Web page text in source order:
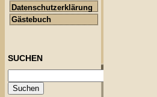
Datenschutzerklärung
Gästebuch
SUCHEN